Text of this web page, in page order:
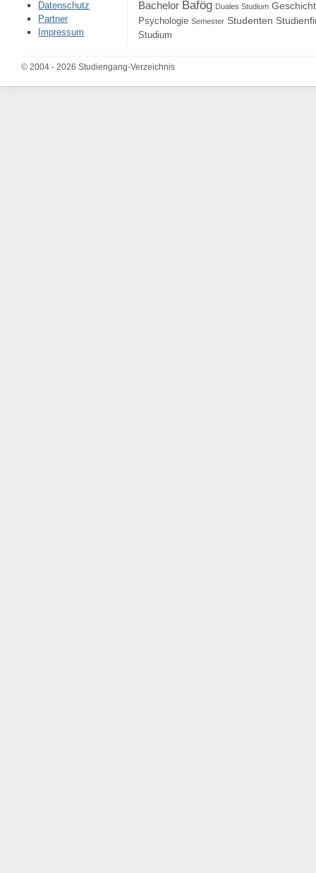
Datenschutz
Partner
Impressum
Bachelor Bafög Duales Studium
Psychologie Semester Studenten
Studium
© 2004 - 2026 Studiengang-Verzeichnis